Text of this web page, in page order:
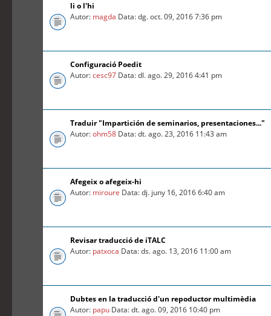
li o l'hi
Autor: magda Data: dg. oct. 09, 2016 7:36 pm
Configuració Poedit
Autor:cesc97 Data: dl. ago. 29, 2016 4:41 pm
Traduir "Impartición de seminarios, presentaciones..."
Autor:ohm58 Data: dt. ago. 23, 2016 11:43 am
Afegeix o afegeix-hi
Autor: miroure Data: dj. juny 16, 2016 6:40 am
Revisar traducció de iTALC
Autor: patxoca Data: ds. ago. 13, 2016 11:00 am
Dubtes en la traducció d'un repoductor multimèdia
Autor: papu Data: dt. ago. 09, 2016 10:40 pm